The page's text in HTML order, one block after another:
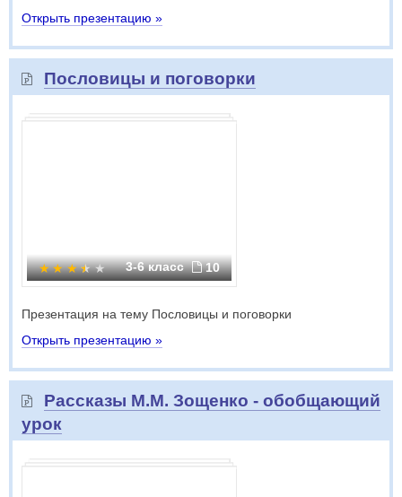
Открыть презентацию »
Пословицы и поговорки
3-6 класс 10
Презентация на тему Пословицы и поговорки
Открыть презентацию »
Рассказы М.М. Зощенко - обобщающий
урок